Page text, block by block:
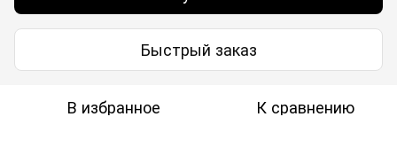
Быстрый заказ
В избранное К сравнению